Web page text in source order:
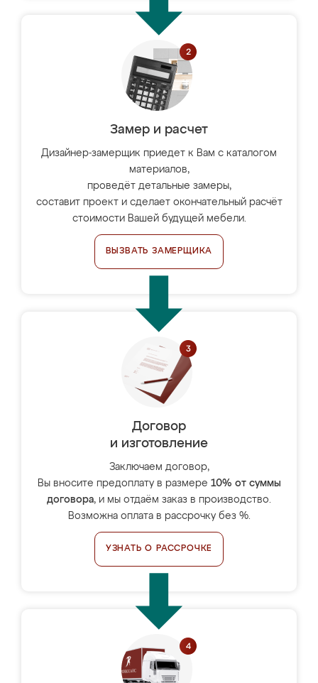
Замер и расчет
Дизайнер-замерщик приедет к Вам с каталогом
материалов,
проведёт детальные замеры,
составит проект и сделает окончательный расчёт
стоимости Вашей будущей мебели.
ВЫЗВАТЬ ЗАМЕРЩИКА
Договор
и изготовление
Заключаем договор,
Вы вносите предоплату в размере 10% от суммы
договора, и мы отдаём заказ в производство.
Возможна оплата в рассрочку без %.
УЗНАТЬ О РАССРОЧКЕ